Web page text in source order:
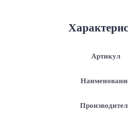
Артикул